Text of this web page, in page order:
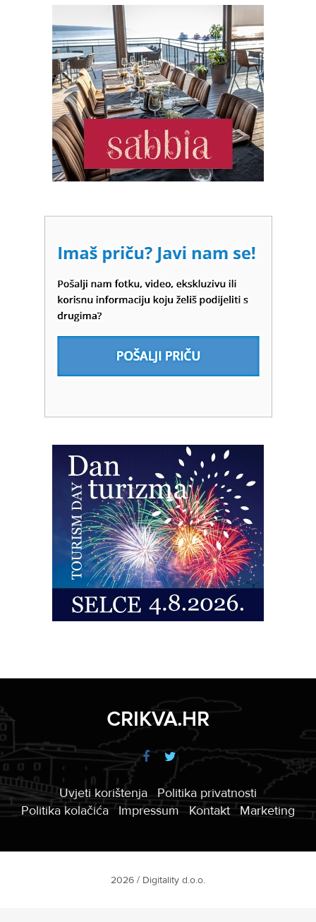
CRIKVA.HR
Uvjeti korištenja
Politika privatnosti
Politika kolačića
Impressum Kontakt Marketing
2026 / Digitality d.o.o.